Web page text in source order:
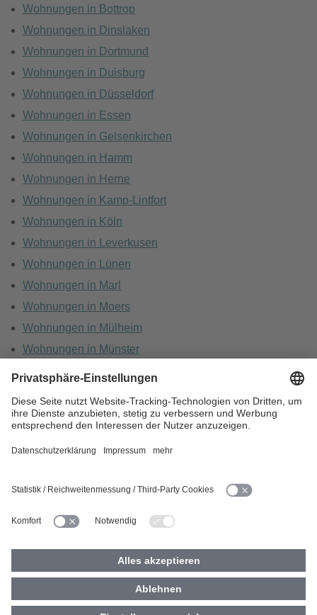
Wohnungen in Bottrop
Wohnungen in Dinslaken
Wohnungen in Dortmund
Wohnungen in Duisburg
Wohnungen in Düsseldorf
Wohnungen in Essen
Wohnungen in Gelsenkirchen
Wohnungen in Hamm
Wohnungen in Herne
Wohnungen in Kamp-Lintfort
Wohnungen in Köln
Wohnungen in Leverkusen
Wohnungen in Lünen
Wohnungen in Marl
Wohnungen in Moers
Wohnungen in Mülheim
Wohnungen in Münster
HOME KARRIERE
BARRIEREFREIHEIT IMPRESSUM
COOKIES